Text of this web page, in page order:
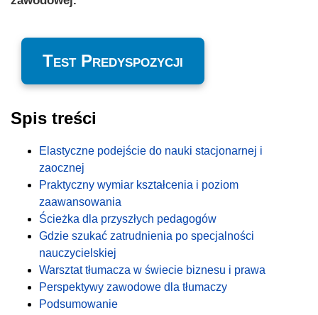
Test Predyspozycji
Spis treści
Elastyczne podejście do nauki stacjonarnej i
zaocznej
Praktyczny wymiar kształcenia i poziom
zaawansowania
Ścieżka dla przyszłych pedagogów
Gdzie szukać zatrudnienia po specjalności
nauczycielskiej
Warsztat tłumacza w świecie biznesu i prawa
Perspektywy zawodowe dla tłumaczy
Podsumowanie